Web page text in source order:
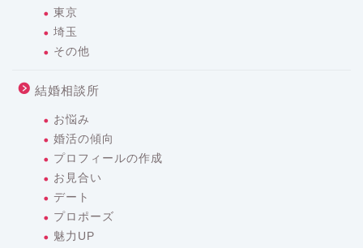
東京
埼玉
その他
結婚相談所
お悩み
婚活の傾向
プロフィールの作成
お見合い
デート
プロポーズ
魅力UP